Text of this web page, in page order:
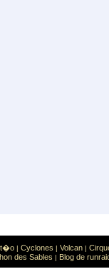
| Cyclones | Volcan |
des Sables | Blog de